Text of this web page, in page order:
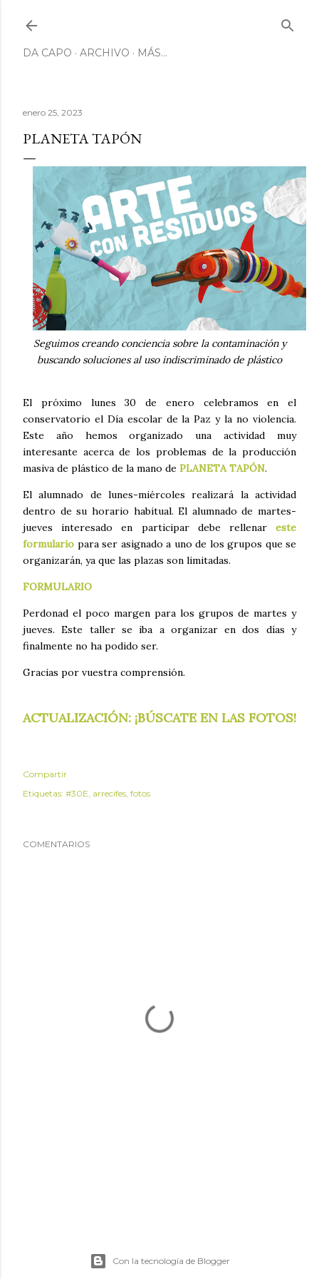
DA CAPO ARCHIVO MÁS…
enero 25, 2023
PLANETA TAPÓN
Seguimos creando conciencia sobre la contaminación y
buscando soluciones al uso indiscriminado de plástico
El próximo lunes 30 de enero celebramos en el
conservatorio el Día escolar de la Paz y la no violencia.
Este año hemos organizado una actividad muy
interesante acerca de los problemas de la producción
masiva de plástico de la mano de PLANETA TAPÓN.
El alumnado de lunes-miércoles realizará la actividad
dentro de su horario habitual. El alumnado de martes-
jueves interesado en participar debe rellenar este
formulario para ser asignado a uno de los grupos que se
organizarán, ya que las plazas son limitadas.
FORMULARIO
Perdonad el poco margen para los grupos de martes y
jueves. Este taller se iba a organizar en dos días y
finalmente no ha podido ser.
Gracias por vuestra comprensión.
ACTUALIZACIÓN: ¡BÚSCATE EN LAS FOTOS!
Compartir
Etiquetas: #30E arrecifes fotos
COMENTARIOS
Con la tecnología de Blogger